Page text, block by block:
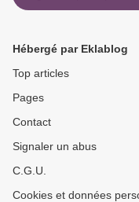
mythe de Sisyphe
Hébergé par Eklablog
Top articles
Pages
Contact
Signaler un abus
C.G.U.
Cookies et données